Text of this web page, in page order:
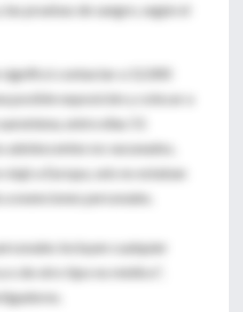
pruebas de sangre, según el
contactar a 12,000
posible exposición y colocar a
entre ellas 51
adolescentes no vacunados,
a Europa, seis no estaban
exenciones personales.
incluyen cualquier
o de otro tipo no médico",